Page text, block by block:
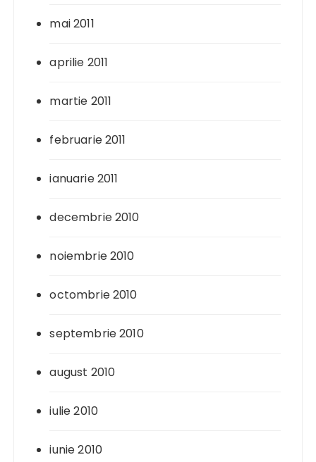
mai 2011
aprilie 2011
martie 2011
februarie 2011
ianuarie 2011
decembrie 2010
noiembrie 2010
octombrie 2010
septembrie 2010
august 2010
iulie 2010
iunie 2010